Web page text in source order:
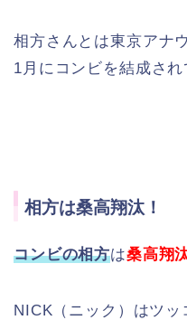
相方さんとは東京アナ
1月にコンビを結成され
相方は桑高翔汰！
コンビの相方は桑高翔
NICK（ニック）はツッ